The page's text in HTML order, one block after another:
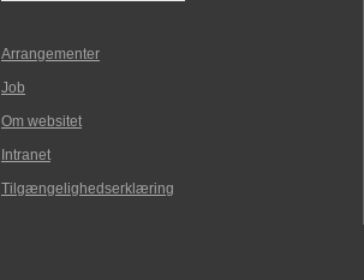
Arrangementer
Job
Om websitet
Intranet
Tilgængelighedserklæring